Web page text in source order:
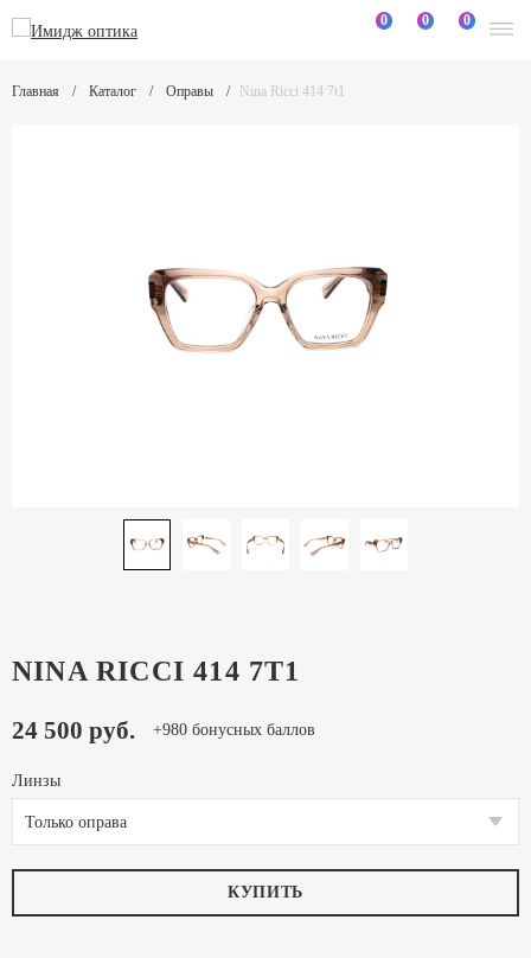
0 0 0
Главная Каталог Оправы Nina Ricci 414 7t1
NINA RICCI 414 7T1
24 500 руб. +980 бонусных баллов
Линзы
Только оправа
КУПИТЬ